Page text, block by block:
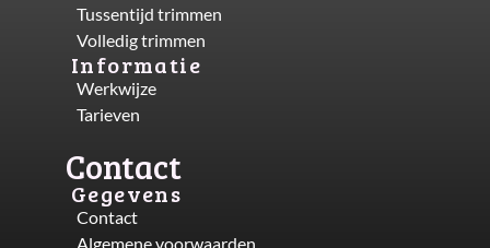
Tussentijd trimmen
Volledig trimmen
Informatie
Werkwijze
Tarieven
Contact
Gegevens
Contact
Algemene voorwaarden